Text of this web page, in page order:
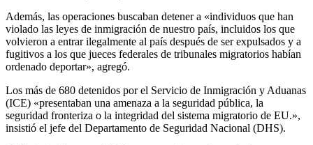
Además, las operaciones buscaban detener a «individuos que han
violado las leyes de inmigración de nuestro país, incluidos los que
volvieron a entrar ilegalmente al país después de ser expulsados y a
fugitivos a los que jueces federales de tribunales migratorios habían
ordenado deportar», agregó.
Los más de 680 detenidos por el Servicio de Inmigración y Aduanas
(ICE) «presentaban una amenaza a la seguridad pública, la
seguridad fronteriza o la integridad del sistema migratorio de EU.»,
insistió el jefe del Departamento de Seguridad Nacional (DHS).